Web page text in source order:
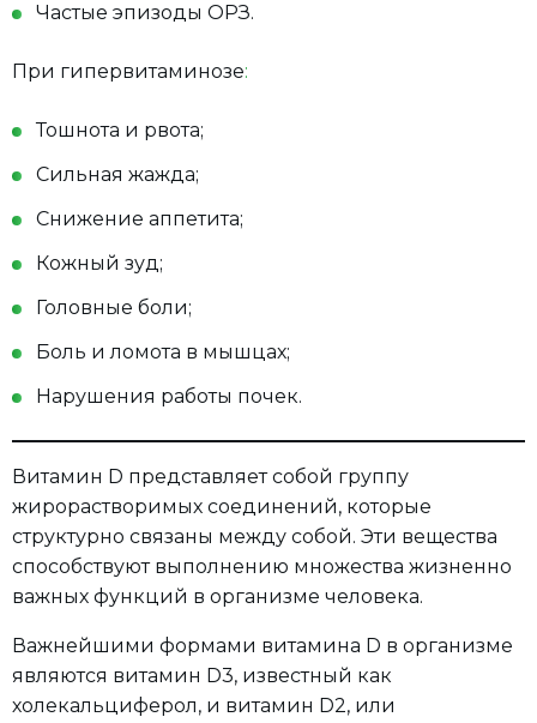
Частые эпизоды ОРЗ.
При гипервитаминозе:
Тошнота и рвота;
Сильная жажда;
Снижение аппетита;
Кожный зуд;
Головные боли;
Боль и ломота в мышцах;
Нарушения работы почек.
Витамин D представляет собой группу
жирорастворимых соединений, которые
структурно связаны между собой. Эти вещества
способствуют выполнению множества жизненно
важных функций в организме человека.
Важнейшими формами витамина D в организме
являются витамин D3, известный как
холекальциферол, и витамин D2, или